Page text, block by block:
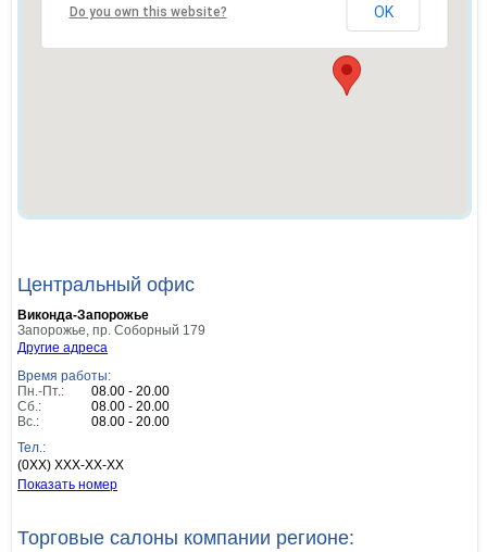
Do you own this website? OK
Центральный офис
Виконда-Запорожье
Запорожье, пр. Соборный 179
Другие адреса
Время работы:
Пн.-Пт.:
08.00 - 20.00
Сб.:
08.00 - 20.00
Вс.:
08.00 - 20.00
Тел.:
(0XX) XXX-XX-XX
Показать номер
Торговые салоны компании регионе: